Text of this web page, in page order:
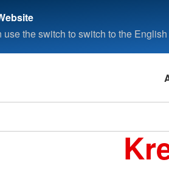
the switch to switch to the